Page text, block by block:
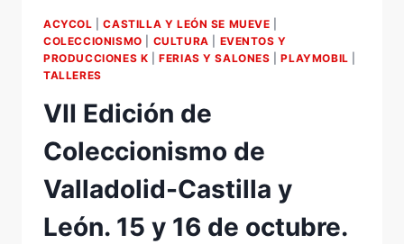
ACYCOL |CASTILLA Y LEÓN SE MUEVE
COLECCIONISMO
CULTURA
EVENTOS Y
PRODUCCIONES K |FERIAS Y SALONES |PLAYMOBIL
TALLERES
VII Edición de
Coleccionismo de
Valladolid-Castilla y
León. 15 y 16 de octubre.